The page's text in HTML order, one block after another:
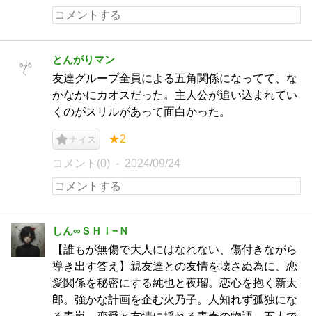
とんがりマン
友達グループ全員による五角関係になってて、な
かなかにカオスだった。主人公が追い込まれてい
くのがスリルがあって面白かった。
ナイス ★2
コメント(0) 2024/09/24
しん∞ＳＨＩ−Ｎ
【誰もが無傷で大人にはなれない、傷付きながら
導き出す答え】親友達との友情を壊さぬ為に、恋
愛関係を秘密にする純也と夜瑠。恋心を抱く新太
郎。強かな計画を企む火乃子。人知れず孤独にな